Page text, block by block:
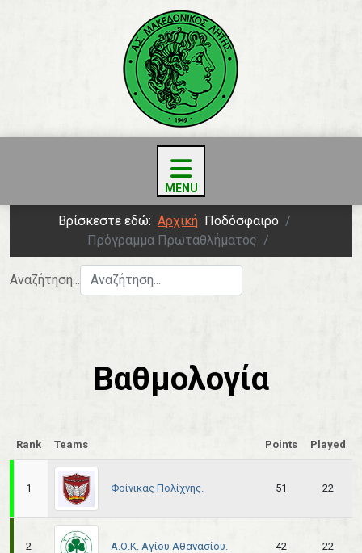
Βρίσκεστε εδώ: Αρχική Ποδόσφαιρο
Πρόγραμμα Πρωταθλήματος
Αναζήτηση...
Βαθμολογία
Rank Teams Points Played
1 Φοίνικας Πολίχνης. 51 22
2 Α.Ο.Κ. Αγίου Αθανασίου. 42 22